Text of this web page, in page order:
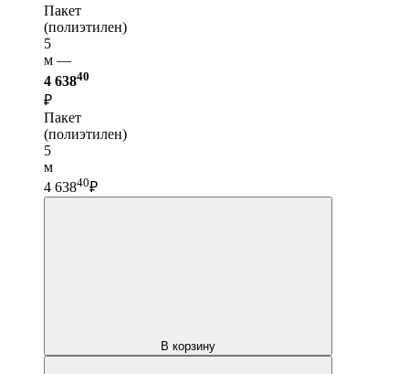
Пакет
(полиэтилен)
5
м —
4 63840
₽
Пакет
(полиэтилен)
5
м
4 63840₽
В корзину